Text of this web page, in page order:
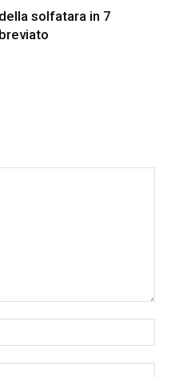
solfatara in 7